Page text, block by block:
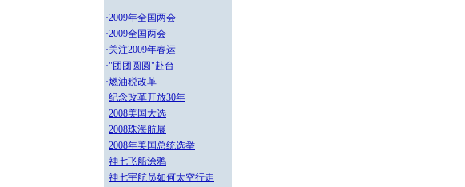
·2009年全国两会
·2009全国两会
·关注2009年春运
·"团团圆圆"赴台
·燃油税改革
·纪念改革开放30年
·2008美国大选
·2008珠海航展
·2008年美国总统选举
·神七飞船涂鸦
·神七宇航员如何太空行走